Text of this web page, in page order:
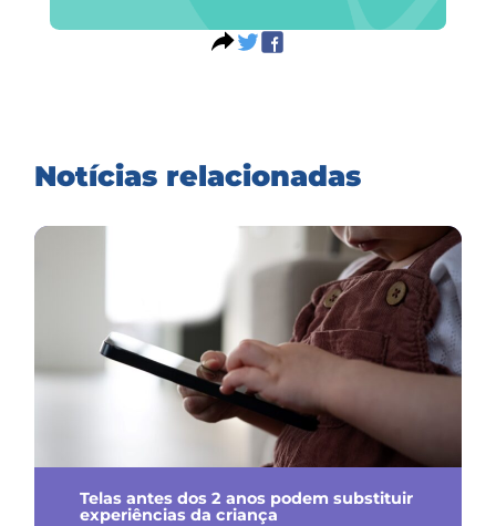
Notícias relacionadas
Telas antes dos 2 anos podem substituir
experiências da criança